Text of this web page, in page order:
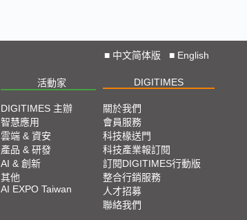
■ 中文简体版 ■ English
活動家 DIGITIMES
DIGITIMES 主辦
智慧應用
雲端 & 資安
產品 & 研發
AI & 創新
其他
AI EXPO Taiwan
關於我們
會員服務
科技椽送門
科技產業報訂閱
訂閱DIGITIMES行動版
整合行銷服務
人才招募
聯絡我們